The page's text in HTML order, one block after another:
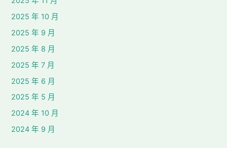
2025 年 10 月
2025 年 9 月
2025 年 8 月
2025 年 7 月
2025 年 6 月
2025 年 5 月
2024 年 10 月
2024 年 9 月